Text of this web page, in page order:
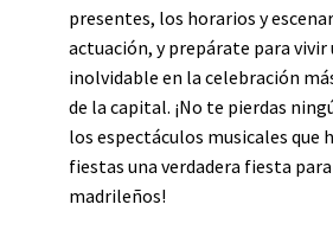
presentes, los horarios y
actuación, y prepárate para vivir
inolvidable en la celebración
de la capital. ¡No te pierdas
los espectáculos musicales que
fiestas una verdadera fiesta
madrileños!